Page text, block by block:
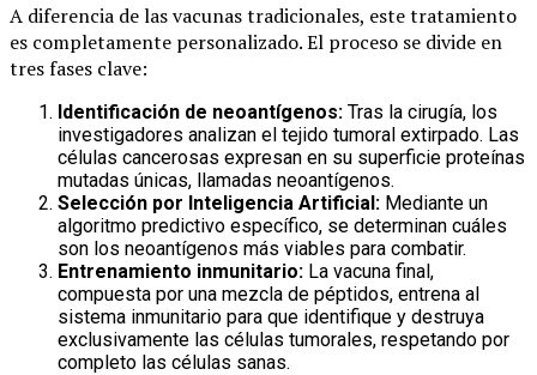
A diferencia de las vacunas tradicionales, este tratamiento
es completamente personalizado. El proceso se divide en
tres fases clave:
Identificación de neoantígenos: Tras la cirugía, los
investigadores analizan el tejido tumoral extirpado. Las
células cancerosas expresan en su superficie proteínas
mutadas únicas, llamadas neoantígenos.
Selección por Inteligencia Artificial: Mediante un
algoritmo predictivo específico, se determinan cuáles
son los neoantígenos más viables para combatir.
Entrenamiento inmunitario: La vacuna final,
compuesta por una mezcla de péptidos, entrena al
sistema inmunitario para que identifique y destruya
exclusivamente las células tumorales, respetando por
completo las células sanas.